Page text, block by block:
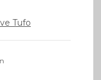
Tufo